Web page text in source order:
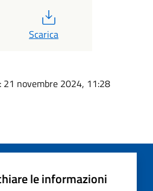
Scarica
: 21 novembre 2024, 11:28
le informazioni